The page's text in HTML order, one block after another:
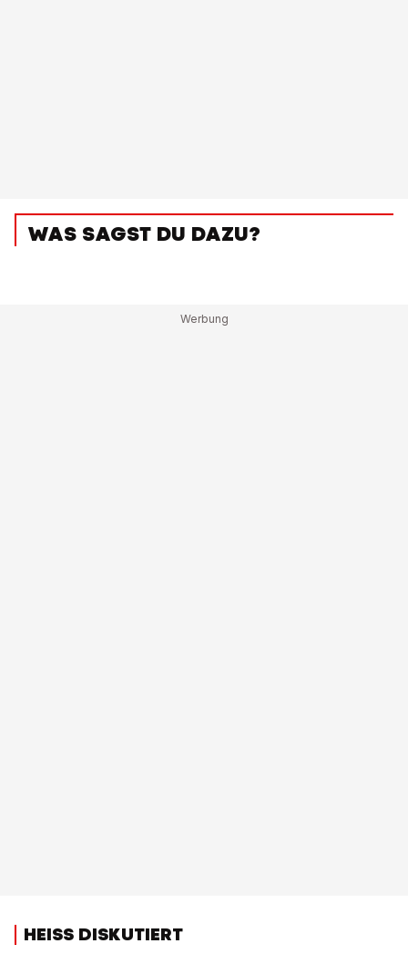
WAS SAGST DU DAZU?
HEISS DISKUTIERT